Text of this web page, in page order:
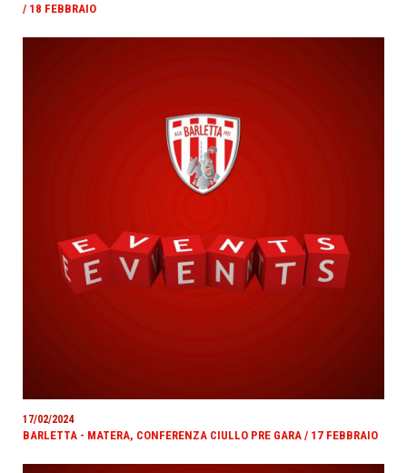
/ 18 FEBBRAIO
17/02/2024
BARLETTA - MATERA, CONFERENZA CIULLO PRE GARA / 17 FEBBRAIO